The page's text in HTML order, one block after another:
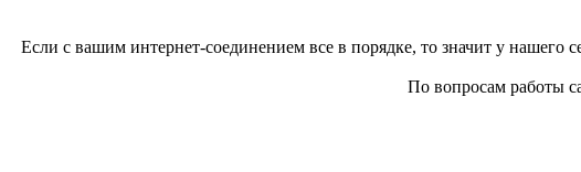
Если с вашим интернет-соединением все в порядке, то значит у нашего
По вопросам работы